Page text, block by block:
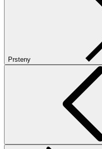
Prsteny